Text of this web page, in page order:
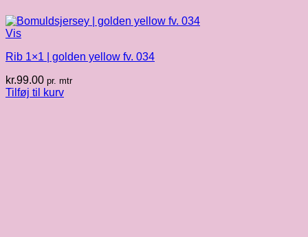
Vis
Rib 1×1 | golden yellow fv. 034
kr.99.00 pr. mtr
Tilføj til kurv